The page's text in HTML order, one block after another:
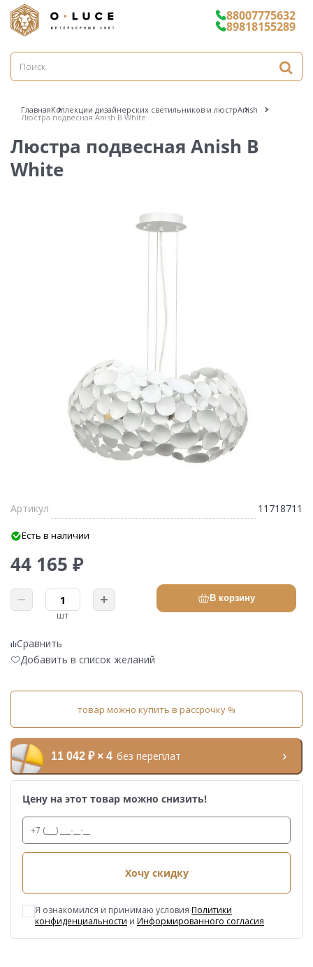
88007775632
89818155289
ГлавнаяКоллекции дизайнерских светильников и люстрAnish
Люстра подвесная Anish B White
Люстра подвесная Anish B
White
Артикул 11718711
Есть в наличии
44 165 ₽
шт
В корзину
Сравнить
Добавить в список желаний
товар можно купить в рассрочку %
11 042 ₽ × 4 без переплат
Цену на этот товар можно снизить!
Хочу скидку
Я ознакомился и принимаю условия Политики
конфиденциальности и Информированного согласия